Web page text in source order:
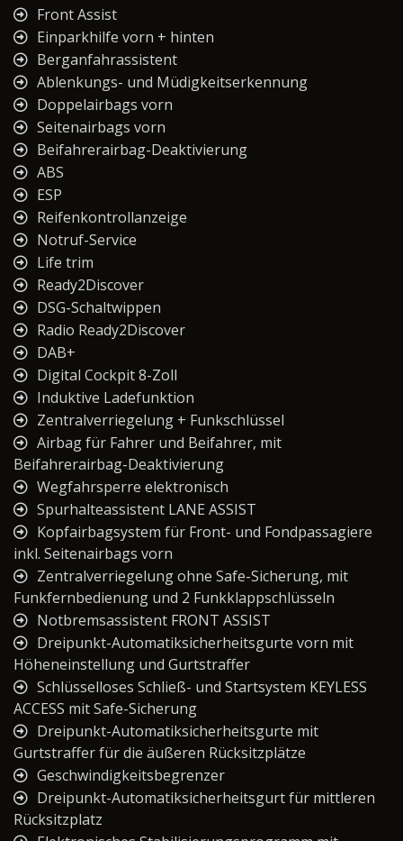
Front Assist
Einparkhilfe vorn + hinten
Berganfahrassistent
Ablenkungs- und Müdigkeitserkennung
Doppelairbags vorn
Seitenairbags vorn
Beifahrerairbag-Deaktivierung
ABS
ESP
Reifenkontrollanzeige
Notruf-Service
Life trim
Ready2Discover
DSG-Schaltwippen
Radio Ready2Discover
DAB+
Digital Cockpit 8-Zoll
Induktive Ladefunktion
Zentralverriegelung + Funkschlüssel
Airbag für Fahrer und Beifahrer, mit
Beifahrerairbag-Deaktivierung
Wegfahrsperre elektronisch
Spurhalteassistent LANE ASSIST
Kopfairbagsystem für Front- und Fondpassagiere
inkl. Seitenairbags vorn
Zentralverriegelung ohne Safe-Sicherung, mit
Funkfernbedienung und 2 Funkklappschlüsseln
Notbremsassistent FRONT ASSIST
Dreipunkt-Automatiksicherheitsgurte vorn mit
Höheneinstellung und Gurtstraffer
Schlüsselloses Schließ- und Startsystem KEYLESS
ACCESS mit Safe-Sicherung
Dreipunkt-Automatiksicherheitsgurte mit
Gurtstraffer für die äußeren Rücksitzplätze
Geschwindigkeitsbegrenzer
Dreipunkt-Automatiksicherheitsgurt für mittleren
Rücksitzplatz